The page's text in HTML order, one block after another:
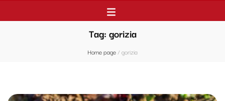
Tag: gorizia
Home page/gorizia